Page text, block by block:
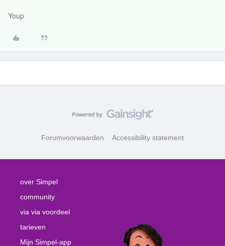
Youp
Forumvoorwaarden Accessibility statement
over Simpel
community
via via voordeel
tarieven
Mijn Simpel-app